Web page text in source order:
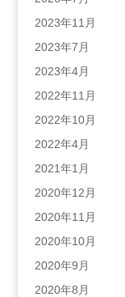
2023年11月
2023年7月
2023年4月
2022年11月
2022年10月
2022年4月
2021年1月
2020年12月
2020年11月
2020年10月
2020年9月
2020年8月